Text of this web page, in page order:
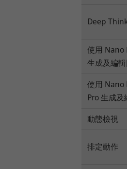
Deep
使用 Nano
生成及編
使用 Nano
Pro 生成及
動態檢視
排定動作